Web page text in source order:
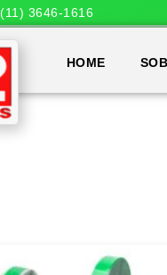
(11) 3646-1616
HOME